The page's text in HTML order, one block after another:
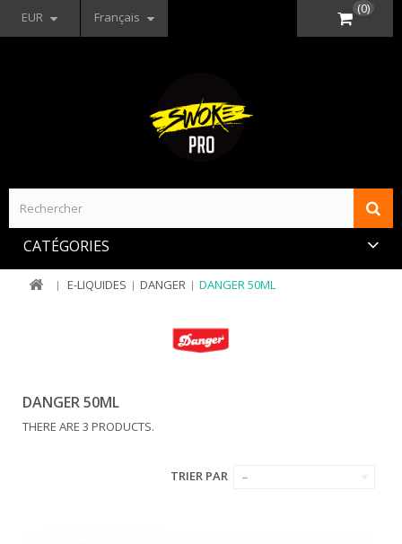
EUR Français
(0)
CATÉGORIES
E-LIQUIDES DANGER DANGER 50ML
DANGER 50ML
THERE ARE 3 PRODUCTS.
TRIER PAR --